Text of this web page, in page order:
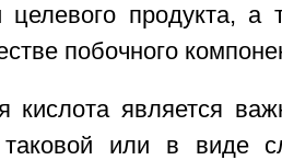
целевого продукта, а
побочного
кислота является
или в виде